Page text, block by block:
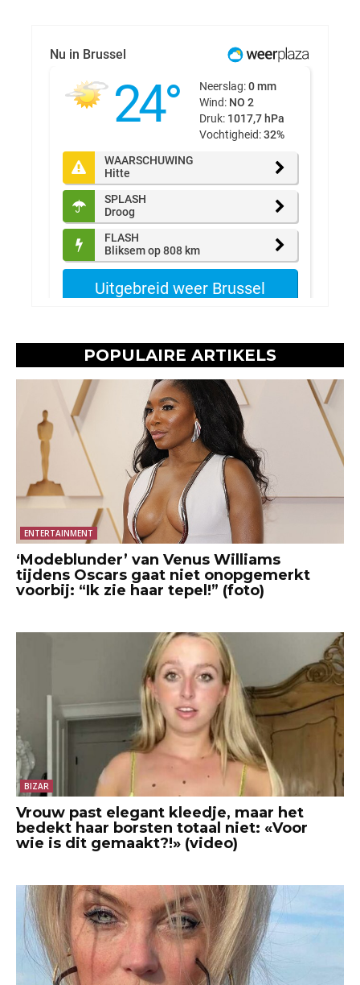
POPULAIRE ARTIKELS
ENTERTAINMENT
‘Modeblunder’ van Venus Williams
tijdens Oscars gaat niet onopgemerkt
voorbij: “Ik zie haar tepel!” (foto)
BIZAR
Vrouw past elegant kleedje, maar het
bedekt haar borsten totaal niet: «Voor
wie is dit gemaakt?!» (video)